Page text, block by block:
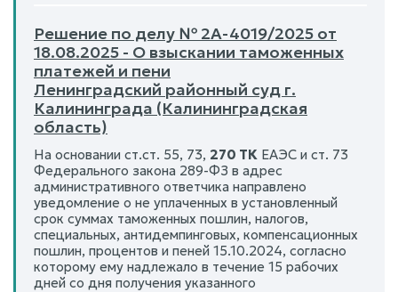
Решение по делу № 2А-4019/2025 от
18.08.2025 - О взыскании таможенных
платежей и пени
Ленинградский районный суд г.
Калининграда (Калининградская
область)
На основании ст.ст. 55, 73, 270 ТК ЕАЭС и ст. 73
Федерального закона 289-ФЗ в адрес
административного ответчика направлено
уведомление о не уплаченных в установленный
срок суммах таможенных пошлин, налогов,
специальных, антидемпинговых, компенсационных
пошлин, процентов и пеней 15.10.2024, согласно
которому ему надлежало в течение 15 рабочих
дней со дня получения указанного